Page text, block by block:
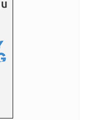
konzulat; Iza svega
„zakucala“ u zid, na
noćas stižu u region,
da je krao za liječenje